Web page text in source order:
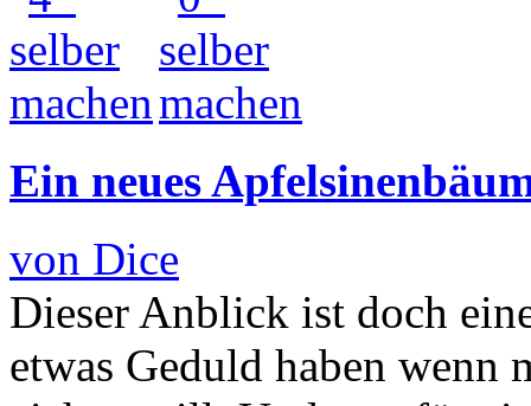
Ein neues
von Dice
Dieser Anblick ist doch
etwas Geduld haben wenn